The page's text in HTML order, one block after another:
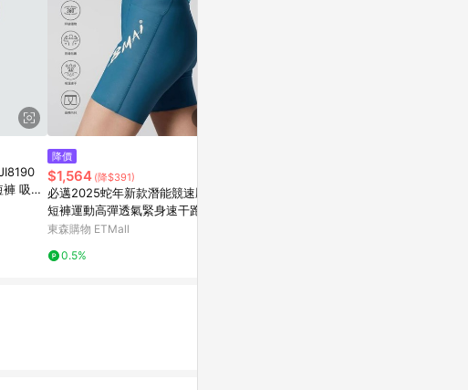
吸濕
降價
$1,564 (降$391)
必邁2025蛇年新款潛能競速壓縮
短褲運動高彈透氣緊身速干跑步
褲
東森購物 ETMall
0.5%